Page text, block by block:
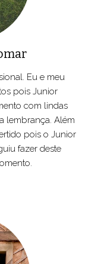
Eu e meu
pois Junior
com lindas
lembrança. Além
pois o Junior
fazer deste